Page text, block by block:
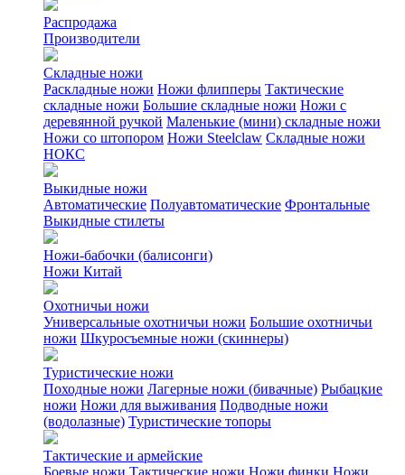
Распродажа
Производители
Складные ножи
Раскладные ножи Ножи флипперы Тактические
складные ножи Большие складные ножи Ножи с
деревянной ручкой Маленькие (мини) складные ножи
Ножи со штопором Ножи Steelclaw Складные ножи
НОКС
Выкидные ножи
Автоматические Полуавтоматические Фронтальные
Выкидные стилеты
Ножи-бабочки (балисонги)
Ножи Китай
Охотничьи ножи
Универсальные охотничьи ножи Большие охотничьи
ножи Шкуросъемные ножи (скиннеры)
Туристические ножи
Походные ножи Лагерные ножи (бивачные) Рыбацкие
ножи Ножи для выживания Подводные ножи
(водолазные) Туристические топоры
Тактические и армейские
Боевые ножи Тактические ножи Ножи финки Ножи